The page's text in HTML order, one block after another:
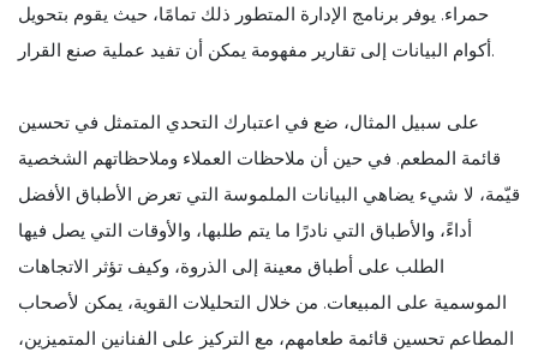
حمراء. يوفر برنامج الإدارة المتطور ذلك تمامًا، حيث يقوم بتحويل
أكوام البيانات إلى تقارير مفهومة يمكن أن تفيد عملية صنع القرار.
على سبيل المثال، ضع في اعتبارك التحدي المتمثل في تحسين
قائمة المطعم. في حين أن ملاحظات العملاء وملاحظاتهم الشخصية
قيّمة، لا شيء يضاهي البيانات الملموسة التي تعرض الأطباق الأفضل
أداءً، والأطباق التي نادرًا ما يتم طلبها، والأوقات التي يصل فيها
الطلب على أطباق معينة إلى الذروة، وكيف تؤثر الاتجاهات
الموسمية على المبيعات. من خلال التحليلات القوية، يمكن لأصحاب
المطاعم تحسين قائمة طعامهم، مع التركيز على الفنانين المتميزين،